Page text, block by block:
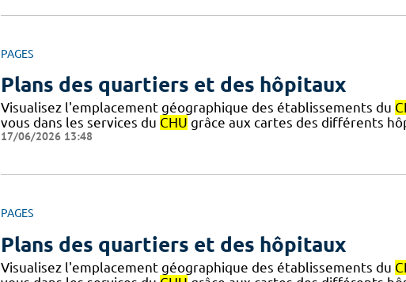
PAGES
Plans des quartiers et des hôpitaux
Visualisez l'emplacement géographique des établissements du
vous dans les services du CHU grâce aux cartes des différents
17/06/2026 13:48
PAGES
Plans des quartiers et des hôpitaux
Visualisez l'emplacement géographique des établissements du